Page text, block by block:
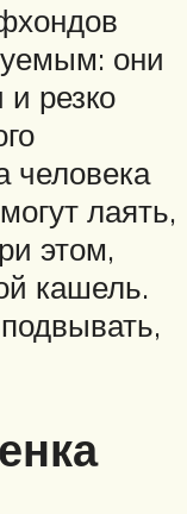
они
резко
человека
лаять,
этом,
кашель.